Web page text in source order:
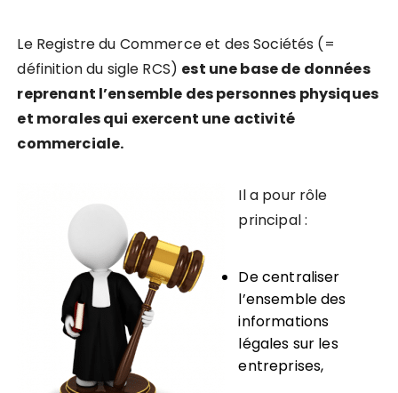
Le Registre du Commerce et des Sociétés (=
définition du sigle RCS) est une base de données
reprenant l’ensemble des personnes physiques
et morales qui exercent une activité
commerciale.
Il a pour rôle
principal :
De centraliser
l’ensemble des
informations
légales sur les
entreprises,